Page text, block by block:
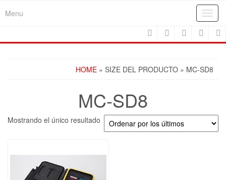
Menu
HOME » SIZE DEL PRODUCTO » MC-SD8
MC-SD8
Mostrando el único resultado